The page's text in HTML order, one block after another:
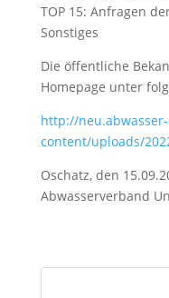
TOP 15: Anfragen
Sonstiges
Die öffentliche
Homepage unter
http://
content/uploads/
Oschatz, den
Abwasserverband